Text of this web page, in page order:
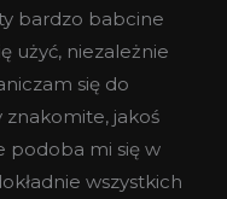
bardzo babcine
użyć, niezależnie
się do
jakoś
podoba mi się w
wszystkich